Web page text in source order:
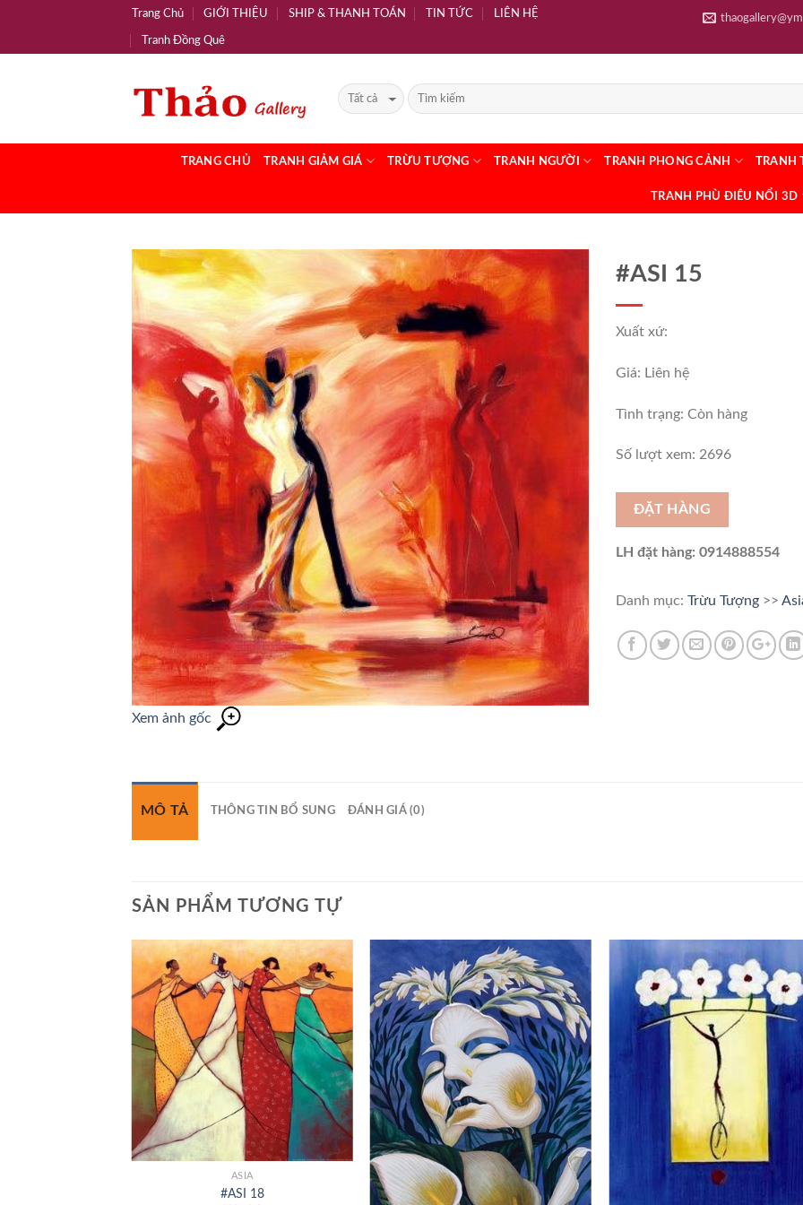
Trang Chủ GIỚI THIỆU SHIP & THANH TOÁN TIN TỨC LIÊN HỆ
Tranh Đồng Quê
TRANG CHỦ TRANH GIẢM GIÁ TRỪU TƯỢNG TRANH NGƯỜI TRANH PHONG CẢNH TRANH
TRANH PHÙ ĐIÊU NỔI 3D
Xem ảnh gốc
#ASI 15
Xuất xứ:
Giá: Liên hệ
Tình trạng: Còn hàng
Số lượt xem: 2696
ĐẶT HÀNG
LH đặt hàng: 0914888554
Danh mục: Trừu Tượng >>
MÔ TẢ THÔNG TIN BỔ SUNG ĐÁNH GIÁ (0)
SẢN PHẨM TƯƠNG TỰ
+
ASIA
#ASI 18